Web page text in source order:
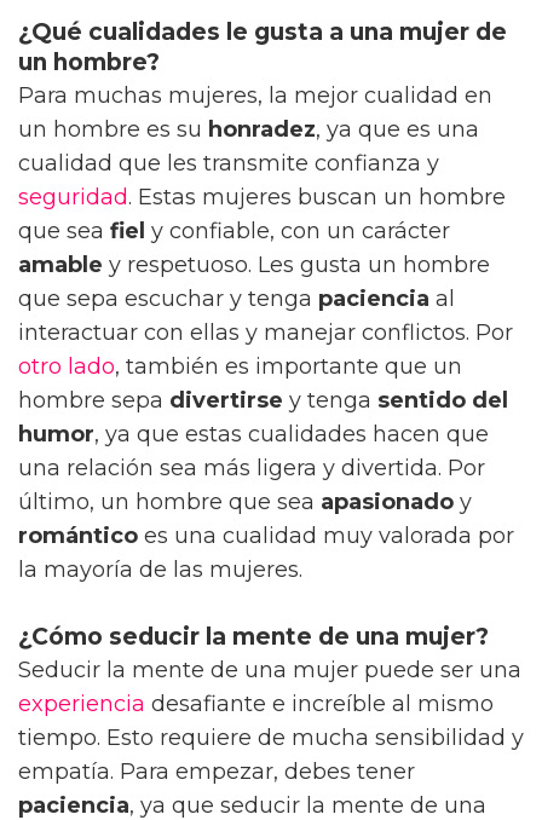
¿Qué cualidades le gusta a una mujer de
un hombre?
Para muchas mujeres, la mejor cualidad en
un hombre es su honradez, ya que es una
cualidad que les transmite confianza y
seguridad. Estas mujeres buscan un hombre
que sea fiel y confiable, con un carácter
amable y respetuoso. Les gusta un hombre
que sepa escuchar y tenga paciencia al
interactuar con ellas y manejar conflictos. Por
otro lado, también es importante que un
hombre sepa divertirse y tenga sentido del
humor, ya que estas cualidades hacen que
una relación sea más ligera y divertida. Por
último, un hombre que sea apasionado y
romántico es una cualidad muy valorada por
la mayoría de las mujeres.
¿Cómo seducir la mente de una mujer?
Seducir la mente de una mujer puede ser una
experiencia desafiante e increíble al mismo
tiempo. Esto requiere de mucha sensibilidad y
empatía. Para empezar, debes tener
paciencia, ya que seducir la mente de una